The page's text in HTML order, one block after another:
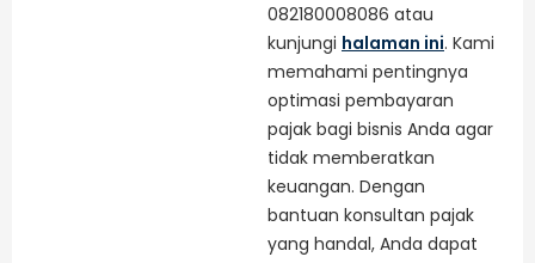
082180008086 atau
kunjungi halaman ini. Kami
memahami pentingnya
optimasi pembayaran
pajak bagi bisnis Anda agar
tidak memberatkan
keuangan. Dengan
bantuan konsultan pajak
yang handal, Anda dapat